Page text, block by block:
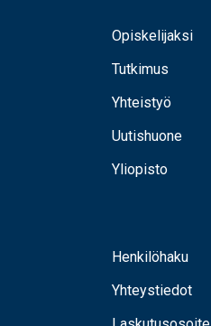
Opiskelijaksi
Tutkimus
Yhteistyö
Uutishuone
Yliopisto
Henkilöhaku
Yhteystiedot